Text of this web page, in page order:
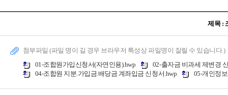
제목 :
첨부파일 (파일 명이 길 경우 브라우저 특성상 파일명이 잘릴 수 있습니다.)
01-조합원가입신청서(자연인용).hwp
02-출자금 비과세 제변경
04-조합원 지분.가입금.배당금 계좌입금 신청서.hwp
05-개인정